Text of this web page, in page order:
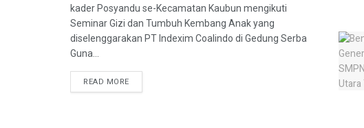
kader Posyandu se-Kecamatan Kaubun mengikuti
Seminar Gizi dan Tumbuh Kembang Anak yang
diselenggarakan PT Indexim Coalindo di Gedung Serba
Guna...
READ MORE